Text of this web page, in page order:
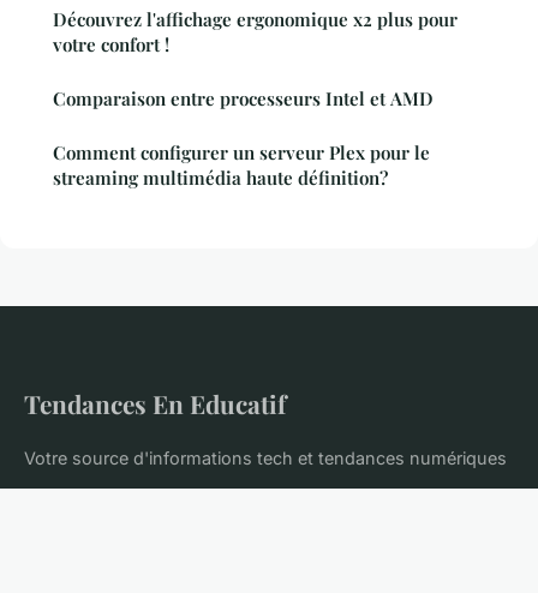
Découvrez l'affichage ergonomique x2 plus pour
votre confort !
Comparaison entre processeurs Intel et AMD
Comment configurer un serveur Plex pour le
streaming multimédia haute définition?
Tendances En Educatif
Votre source d'informations tech et tendances numériques